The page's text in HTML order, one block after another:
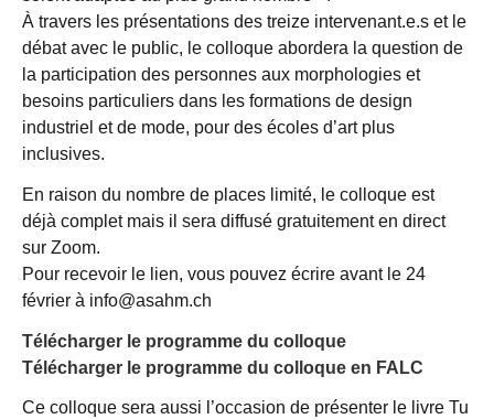
À travers les présentations des treize intervenant.e.s et le
débat avec le public, le colloque abordera la question de
la participation des personnes aux morphologies et
besoins particuliers dans les formations de design
industriel et de mode, pour des écoles d’art plus
inclusives.
En raison du nombre de places limité, le colloque est
déjà complet mais il sera diffusé gratuitement en direct
sur Zoom.
Pour recevoir le lien, vous pouvez écrire avant le 24
février à info@asahm.ch
Télécharger le programme du colloque
Télécharger le programme du colloque en FALC
Ce colloque sera aussi l’occasion de présenter le livre Tu